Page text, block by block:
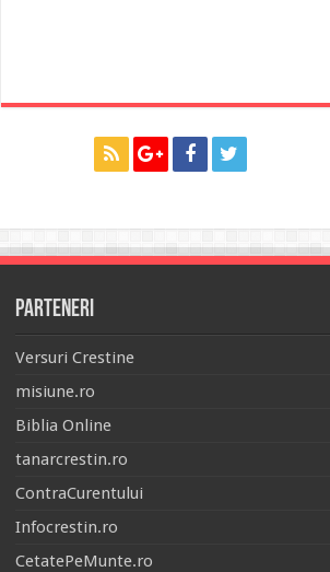
Parteneri
Versuri Crestine
misiune.ro
Biblia Online
tanarcrestin.ro
ContraCurentului
Infocrestin.ro
CetatePeMunte.ro